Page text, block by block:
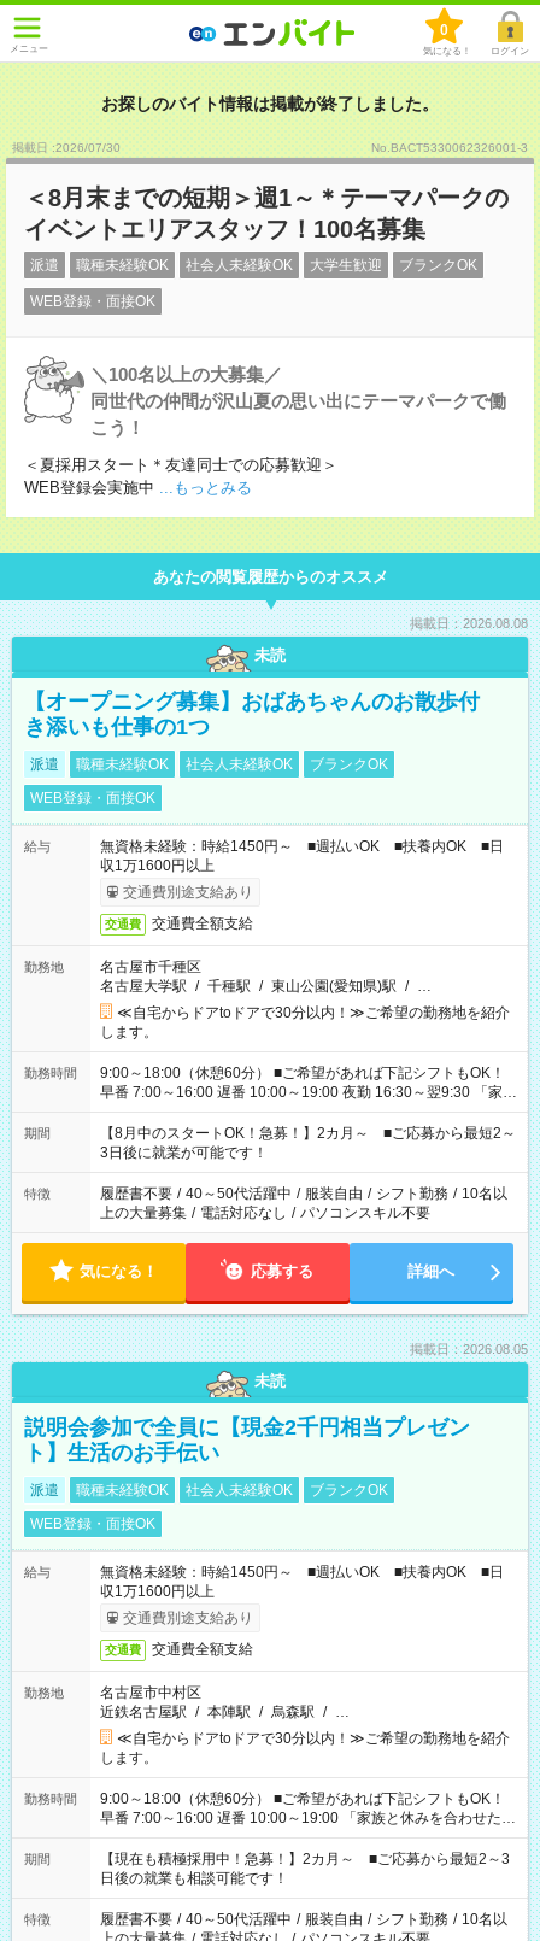
メニュー
0
気になる！ ログイン
お探しのバイト情報は掲載が終了しました。
掲載日 :2026/07/30 No.BACT5330062326001-3
＜8月末までの短期＞週1～＊テーマパークの
イベントエリアスタッフ！100名募集
派遣 職種未経験OK 社会人未経験OK 大学生歓迎 ブランクOK
WEB登録・面接OK
＼100名以上の大募集／
同世代の仲間が沢山夏の思い出にテーマパークで働
こう！
＜夏採用スタート＊友達同士での応募歓迎＞
WEB登録会実施中 ...もっとみる
あなたの閲覧履歴からのオススメ
掲載日：2026.08.08
未読
【オープニング募集】おばあちゃんのお散歩付
き添いも仕事の1つ
派遣 職種未経験OK 社会人未経験OK
ブランクOK
WEB登録・面接OK
給与
無資格未経験：時給1450円～ ■週払いOK ■扶養内OK ■日
収1万1600円以上
交通費別途支給あり
交通費 交通費全額支給
勤務地
名古屋市千種区
名古屋大学駅 / 千種駅 / 東山公園(愛知県)駅 / …
≪自宅からドアtoドアで30分以内！≫ご希望の勤務地を紹介
します。
勤務時間
9:00～18:00（休憩60分） ■ご希望があれば下記シフトもOK！
早番 7:00～16:00 遅番 10:00～19:00 夜勤 16:30～翌9:30 「家族
と休みを合わせたい」 「余裕を持って夕飯の準備がしたい」
「できれば残業はしたくない」 など、ご希望を教えてください
ね。 ※Wワーク希望の方へ 今ご覧のお仕事で希望する勤務時間
と、もう1つのお仕事の勤務時間。 合計で週40時間を超える場
合は応募できません。
期間
【8月中のスタートOK！急募！】2カ月～ ■ご応募から最短2～
3日後に就業が可能です！
特徴 履歴書不要 / 40～50代活躍中 / 服装自由 / シフト勤務 / 10名以
上の大量募集 / 電話対応なし / パソコンスキル不要
気になる！ 応募する 詳細へ
掲載日：2026.08.05
未読
説明会参加で全員に【現金2千円相当プレゼン
ト】生活のお手伝い
派遣 職種未経験OK 社会人未経験OK
ブランクOK
WEB登録・面接OK
給与
無資格未経験：時給1450円～ ■週払いOK ■扶養内OK ■日
収1万1600円以上
交通費別途支給あり
交通費 交通費全額支給
勤務地
名古屋市中村区
近鉄名古屋駅 / 本陣駅 / 烏森駅 / …
≪自宅からドアtoドアで30分以内！≫ご希望の勤務地を紹介
します。
勤務時間
9:00～18:00（休憩60分） ■ご希望があれば下記シフトもOK！
早番 7:00～16:00 遅番 10:00～19:00 「家族と休みを合わせた
い」 「余裕を持って夕飯の準備がしたい」 「できれば残業はし
たくない」 など、ご希望を教えてくださいね。 ※Wワーク希望
の方へ 今ご覧のお仕事で希望する勤務時間と、もう1つのお仕事
の勤務時間。 合計で週40時間を超える場合は応募できません。
期間
【現在も積極採用中！急募！】2カ月～ ■ご応募から最短2～3
日後の就業も相談可能です！
特徴 履歴書不要 / 40～50代活躍中 / 服装自由 / シフト勤務 / 10名以